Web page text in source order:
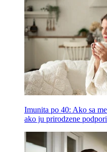
Imunita po 40: Ako sa
ako ju prirodzene